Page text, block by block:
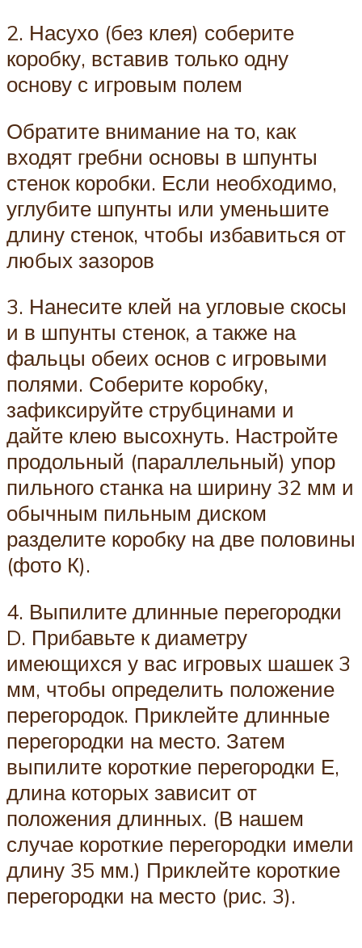
2. Насухо (без клея) соберите
коробку, вставив только одну
основу с игровым полем
Обратите внимание на то, как
входят гребни основы в шпунты
стенок коробки. Если необходимо,
углубите шпунты или уменьшите
длину стенок, чтобы избавиться от
любых зазоров
3. Нанесите клей на угловые скосы
и в шпунты стенок, а также на
фальцы обеих основ с игровыми
полями. Соберите коробку,
зафиксируйте струбцинами и
дайте клею высохнуть. Настройте
продольный (параллельный) упор
пильного станка на ширину 32 мм и
обычным пильным диском
разделите коробку на две половины
(фото К).
4. Выпилите длинные перегородки
D. Прибавьте к диаметру
имеющихся у вас игровых шашек 3
мм, чтобы определить положение
перегородок. Приклейте длинные
перегородки на место. Затем
выпилите короткие перегородки Е,
длина которых зависит от
положения длинных. (В нашем
случае короткие перегородки имели
длину 35 мм.) Приклейте короткие
перегородки на место (рис. 3).